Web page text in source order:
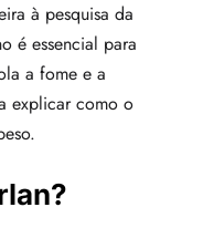
à pesquisa da
é essencial para
a fome e a
explicar como o